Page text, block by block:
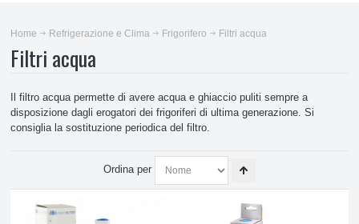
REFRIGERAZIONE E CLIMA
Accessori climatizzatore
Celle e Banchi frigo
Balconcini, ripiani e sportelli
Home Refrigerazione e Clima Frigorifero Filtri acqua
Filtri acqua
Il filtro acqua permette di avere acqua e ghiaccio puliti sempre a
disposizione dagli erogatori dei frigoriferi di ultima generazione. Si
consiglia la sostituzione periodica del filtro.
Ordina per